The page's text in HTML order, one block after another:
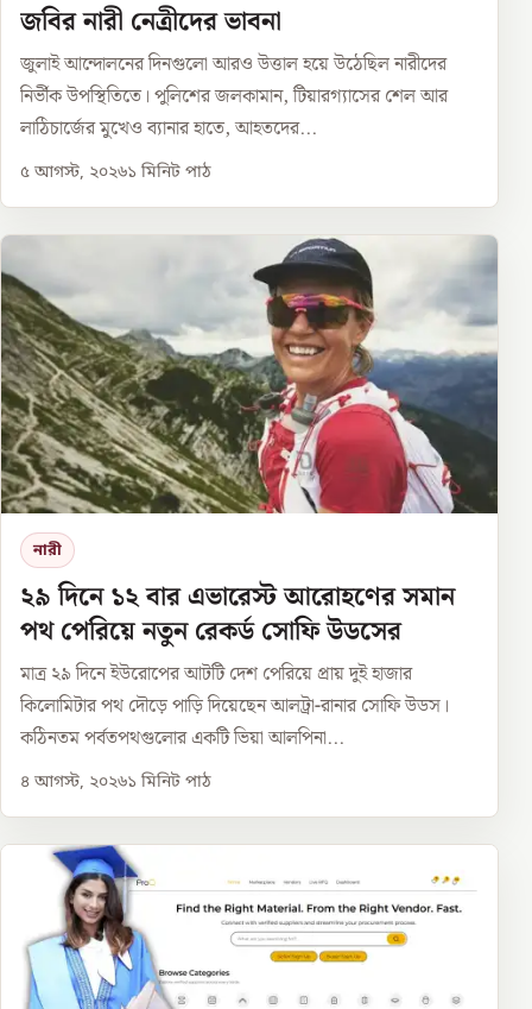
জবির নারী নেত্রীদের ভাবনা
জুলাই আন্দোলনের দিনগুলো আরও উত্তাল হয়ে উঠেছিল নারীদের
নির্ভীক উপস্থিতিতে। পুলিশের জলকামান, টিয়ারগ্যাসের শেল আর
লাঠিচার্জের মুখেও ব্যানার হাতে, আহতদের...
৫ আগস্ট, ২০২৬১ মিনিট পাঠ
নারী
২৯ দিনে ১২ বার এভারেস্ট আরোহণের সমান
পথ পেরিয়ে নতুন রেকর্ড সোফি উডসের
মাত্র ২৯ দিনে ইউরোপের আটটি দেশ পেরিয়ে প্রায় দুই হাজার
কিলোমিটার পথ দৌড়ে পাড়ি দিয়েছেন আলট্রা-রানার সোফি উডস।
কঠিনতম পর্বতপথগুলোর একটি ভিয়া আলপিনা...
৪ আগস্ট, ২০২৬১ মিনিট পাঠ